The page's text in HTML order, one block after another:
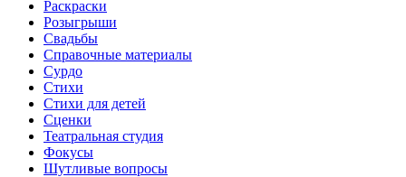
Раскраски
Розыгрыши
Свадьбы
Справочные материалы
Сурдо
Стихи
Стихи для детей
Сценки
Театральная студия
Фокусы
Шутливые вопросы